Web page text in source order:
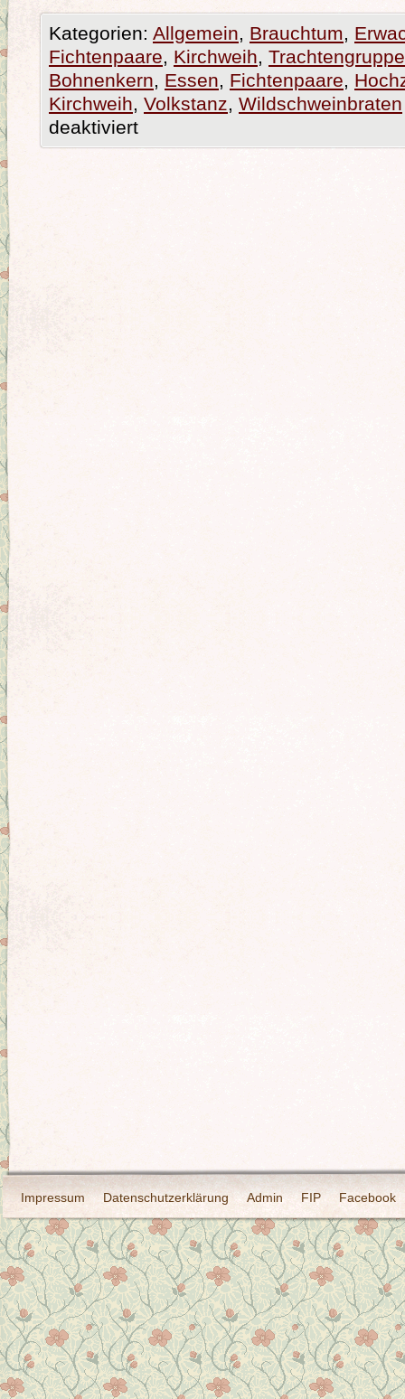
Kategorien: Allgemein, Brauchtum,
Fichtenpaare, Kirchweih, Trachtengruppe
Bohnenkern, Essen, Fichtenpaare,
Kirchweih, Volkstanz, Wildschweinbraten
deaktiviert
Impressum Datenschutzerklärung Admin FIP Facebook